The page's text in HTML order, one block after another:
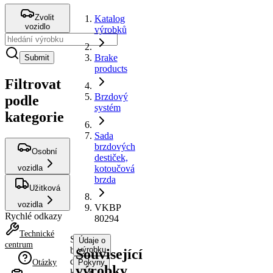
Zvolit
vozidlo
Submit
Filtrovat
podle
kategorie
Osobní
vozidla
Užitková
vozidla
Rychlé odkazy
Technické
centrum
Otázky
Katalog
výrobků
Brake
products
Brzdový
systém
Sada
brzdových
destiček,
kotoučová
brzda
VKBP
80294
Sada
brzdových
destiček,
Údaje o
výrobku
Pokyny
Související